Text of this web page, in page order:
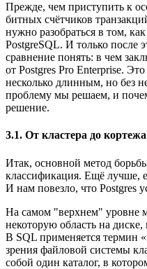
Прежде, чем приступить к
битных счётчиков
нужно разобраться в том,
PostgreSQL. И только после
сравнение понять: в чем
от Postgres Pro Enterprise.
несколько длинным, но без
проблему мы решаем, и
решение.
3.1. От кластера до кортежа
Итак, основной метод
классификация. Ещё лучше,
И нам повезло, что Postgres
На самом "верхнем" уровне
некоторую область на
В SQL применяется термин
зрения файловой системы
собой один каталог, в